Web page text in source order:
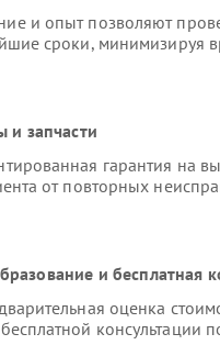
и опыт позволяют
сроки, минимизируя
и запчасти
гарантия на
от повторных
и бесплатная
оценка
консультации